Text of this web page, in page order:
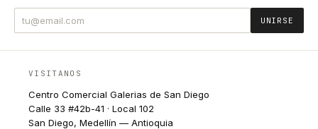
UNIRSE
VISITANOS
Centro Comercial Galerias de San Diego
Calle 33 #42b-41 · Local 102
San Diego, Medellín — Antioquia